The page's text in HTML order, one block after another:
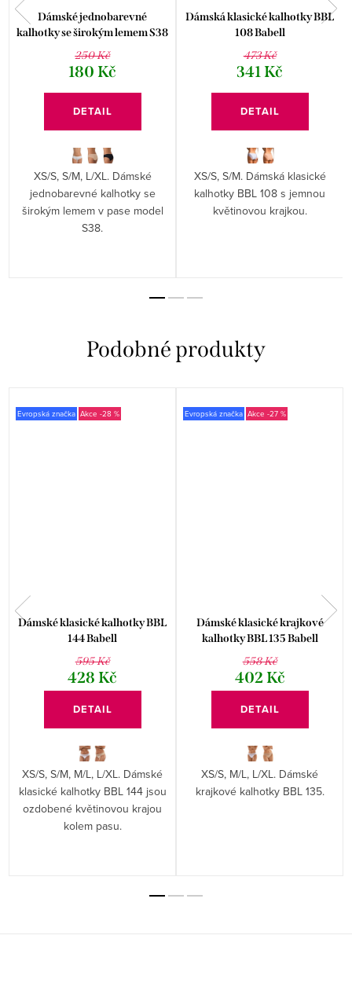
Dámské jednobarevné
kalhotky se širokým lemem S38
Risveglia
250 Kč
180 Kč
DETAIL
XS/S, S/M, L/XL. Dámské
jednobarevné kalhotky se
širokým lemem v pase model
S38.
Dámská klasické kalhotky BBL
108 Babell
473 Kč
341 Kč
DETAIL
XS/S, S/M. Dámská klasické
kalhotky BBL 108 s jemnou
květinovou krajkou.
Evropská značka -28 %
Dámské klasické kalhotky BBL
144 Babell
595 Kč
428 Kč
DETAIL
XS/S, S/M, M/L, L/XL. Dámské
klasické kalhotky BBL 144 jsou
ozdobené květinovou krajou
kolem pasu.
Evropská značka -27 %
Dámské klasické krajkové
kalhotky BBL 135 Babell
558 Kč
402 Kč
DETAIL
XS/S, M/L, L/XL. Dámské
krajkové kalhotky BBL 135.